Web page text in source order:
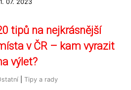
07. 2023
tipů na nejkrásnější
v ČR – kam vyrazit
výlet?
Tipy a rady